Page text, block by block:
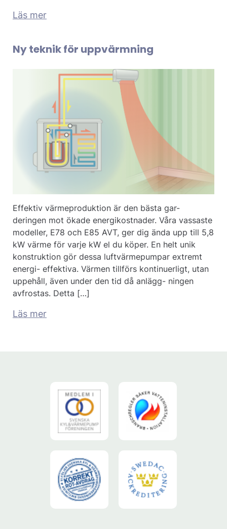
Läs mer
Ny teknik för uppvärmning
Effektiv värmeproduktion är den bästa gar-
deringen mot ökade energikostnader. Våra vassaste
modeller, E78 och E85 AVT, ger dig ända upp till 5,8
kW värme för varje kW el du köper. En helt unik
konstruktion gör dessa luftvärmepumpar extremt
energi- effektiva. Värmen tillförs kontinuerligt, utan
uppehåll, även under den tid då anlägg- ningen
avfrostas. Detta […]
Läs mer